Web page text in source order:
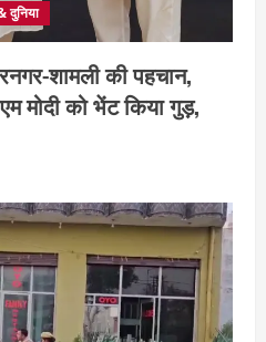
दुनिया
शामली की पहचान,
मोदी को भेंट किया गुड़,